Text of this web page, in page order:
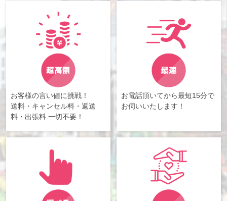
お客様の言い値に挑戦！
送料・キャンセル料・返送
料・出張料 一切不要！
お電話頂いてから最短15分で
お伺いいたします！